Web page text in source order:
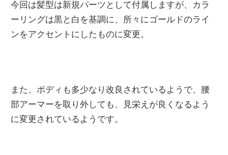
今回は髪型は新規パーツとして付属しますが、カラ
ーリングは黒と白を基調に、所々にゴールドのライ
ンをアクセントにしたものに変更。
また、ボディも多少なり改良されているようで、腰
部アーマーを取り外しても、見栄えが良くなるよう
に変更されているようです。